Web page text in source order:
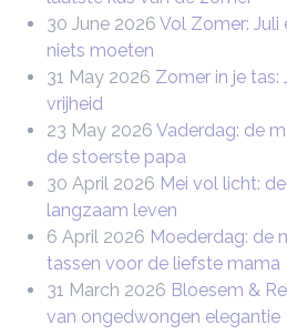
30 June 2026 Vol Zomer: Juli
niets moeten
31 May 2026 Zomer in je tas:
vrijheid
23 May 2026 Vaderdag: de
de stoerste papa
30 April 2026 Mei vol licht:
langzaam leven
6 April 2026 Moederdag: de
tassen voor de liefste mama
31 March 2026 Bloesem &
van ongedwongen elegantie